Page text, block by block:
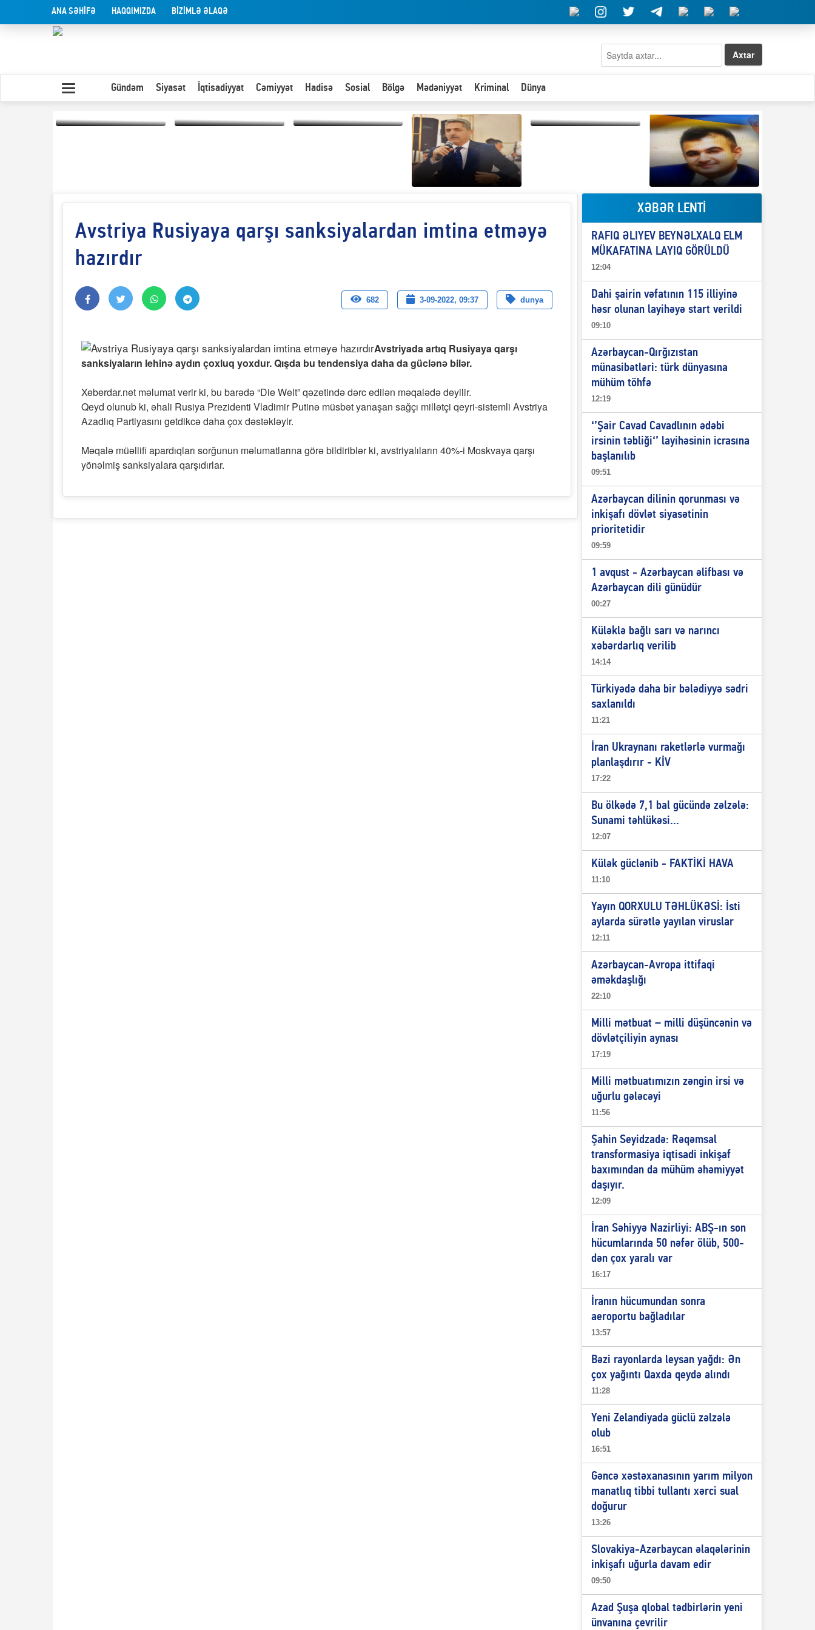
ANA SƏHİFƏ HAQQIMIZDA BİZİMLƏ ƏLAQƏ
Axtar
Gündəm Siyasət İqtisadiyyat Cəmiyyət Hadisə Sosial Bölgə Mədəniyyət Kriminal Dünya
Hər an ən çətin savaşa
hazır olmalıyıq-
ZƏLİMXAN
Elşad Abdullayevin
erməniləri
maliyyələşdirən oğlu
niyə Azərbaycana
ekstradisiya olunmur?
Avstriya Rusiyaya qarşı sanksiyalardan imtina etməyə
hazırdır
682 3-09-2022, 09:37 dunya
Avstriyada artıq Rusiyaya qarşı
sanksiyaların lehinə aydın çoxluq yoxdur. Qışda bu tendensiya daha da güclənə bilər.
Xeberdar.net məlumat verir ki, bu barədə “Die Welt” qəzetində dərc edilən məqalədə deyilir.
Qeyd olunub ki, əhali Rusiya Prezidenti Vladimir Putinə müsbət yanaşan sağçı millətçi qeyri-sistemli Avstriya
Azadlıq Partiyasını getdikcə daha çox dəstəkləyir.
Məqalə müəllifi apardıqları sorğunun məlumatlarına görə bildiriblər ki, avstriyalıların 40%-i Moskvaya qarşı
yönəlmiş sanksiyalara qarşıdırlar.
XƏBƏR LENTİ
RAFIQ ƏLIYEV BEYNƏLXALQ ELM
MÜKAFATINA LAYIQ GÖRÜLDÜ
12:04
Dahi şairin vəfatının 115 illiyinə
həsr olunan layihəyə start verildi
09:10
Azərbaycan-Qırğızıstan
münasibətləri: türk dünyasına
mühüm töhfə
12:19
‘’Şair Cavad Cavadlının ədəbi
irsinin təbliği‘’ layihəsinin icrasına
başlanılıb
09:51
Azərbaycan dilinin qorunması və
inkişafı dövlət siyasətinin
prioritetidir
09:59
1 avqust - Azərbaycan əlifbası və
Azərbaycan dili günüdür
00:27
Küləklə bağlı sarı və narıncı
xəbərdarlıq verilib
14:14
Türkiyədə daha bir bələdiyyə sədri
saxlanıldı
11:21
İran Ukraynanı raketlərlə vurmağı
planlaşdırır - KİV
17:22
Bu ölkədə 7,1 bal gücündə zəlzələ:
Sunami təhlükəsi...
12:07
Külək güclənib - FAKTİKİ HAVA
11:10
Yayın QORXULU TƏHLÜKƏSİ: İsti
aylarda sürətlə yayılan viruslar
12:11
Azərbaycan-Avropa ittifaqi
əməkdaşlığı
22:10
Milli mətbuat – milli düşüncənin və
dövlətçiliyin aynası
17:19
Milli mətbuatımızın zəngin irsi və
uğurlu gələcəyi
11:56
Şahin Seyidzadə: Rəqəmsal
transformasiya iqtisadi inkişaf
baxımından da mühüm əhəmiyyət
daşıyır.
12:09
İran Səhiyyə Nazirliyi: ABŞ-ın son
hücumlarında 50 nəfər ölüb, 500-
dən çox yaralı var
16:17
İranın hücumundan sonra
aeroportu bağladılar
13:57
Bəzi rayonlarda leysan yağdı: Ən
çox yağıntı Qaxda qeydə alındı
11:28
Yeni Zelandiyada güclü zəlzələ
olub
16:51
Gəncə xəstəxanasının yarım milyon
manatlıq tibbi tullantı xərci sual
doğurur
13:26
Slovakiya-Azərbaycan əlaqələrinin
inkişafı uğurla davam edir
09:50
Azad Şuşa qlobal tədbirlərin yeni
ünvanına çevrilir